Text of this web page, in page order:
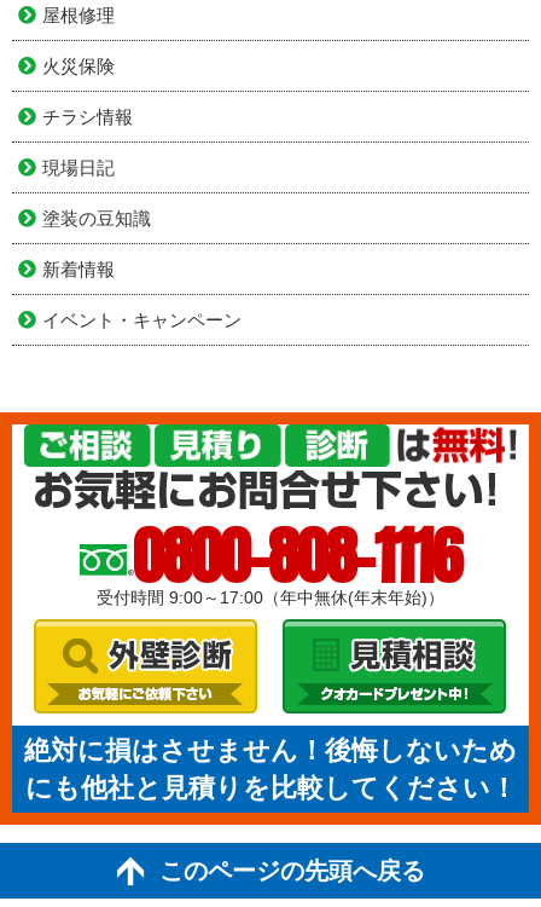
屋根修理
火災保険
チラシ情報
現場日記
塗装の豆知識
新着情報
イベント・キャンペーン
0800-808-1116
受付時間 9:00～17:00（年中無休(年末年始)）
絶対に損はさせません！後悔しないため
にも他社と見積りを比較してください！
このページの先頭へ戻る